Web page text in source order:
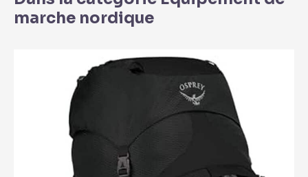
marche nordique